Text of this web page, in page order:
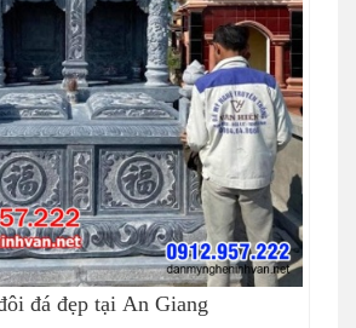
đá đẹp tại An Giang